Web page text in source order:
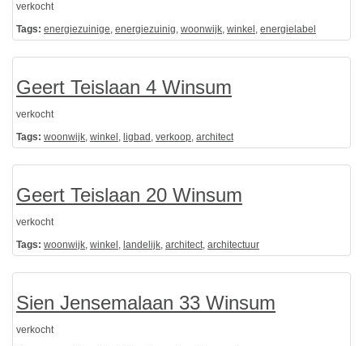
verkocht
Tags: energiezuinige, energiezuinig, woonwijk, winkel , energielabel
Geert Teislaan 4 Winsum
verkocht
Tags: woonwijk, winkel , ligbad , verkoop, architect
Geert Teislaan 20 Winsum
verkocht
Tags: woonwijk, winkel , landelijk, architect, architectuur
Sien Jensemalaan 33 Winsum
verkocht